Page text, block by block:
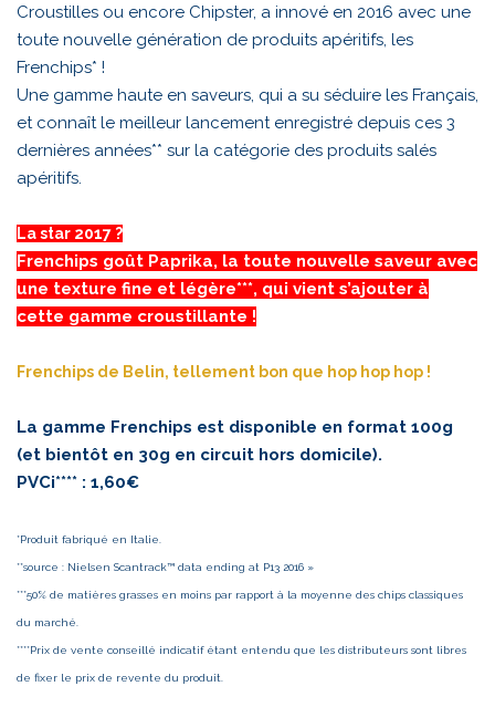
Croustilles ou encore Chipster, a innové en 2016 avec une
toute nouvelle génération de produits apéritifs, les
Frenchips* !
Une gamme haute en saveurs, qui a su séduire les Français,
et connaît le meilleur lancement enregistré depuis ces 3
dernières années** sur la catégorie des produits salés
apéritifs.
La star 2017 ?
Frenchips goût Paprika, la toute nouvelle saveur avec
une texture fine et légère***, qui vient s’ajouter à
cette gamme croustillante !
Frenchips de Belin, tellement bon que hop hop hop !
La gamme Frenchips est disponible en format 100g
(et bientôt en 30g en circuit hors domicile).
PVCi**** : 1,60€
*Produit fabriqué en Italie.
**source : Nielsen Scantrack™ data ending at P13 2016 »
***50% de matières grasses en moins par rapport à la moyenne des chips classiques
du marché.
****Prix de vente conseillé indicatif étant entendu que les distributeurs sont libres
de fixer le prix de revente du produit.